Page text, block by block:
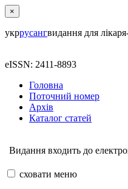
×
укррусангвидання для
eISSN: 2411-8893
Головна
Поточний номер
Архів
Каталог статей
Видання входить до
сховати меню